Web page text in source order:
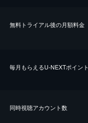
無料トライアル後の⽉額料金
毎⽉もらえるU-NEXTポイント
同時視聴アカウント数